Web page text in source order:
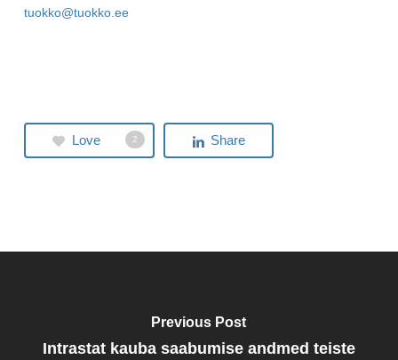
tuokko@tuokko.ee
Love 2 Share
Previous Post
Intrastat kauba saabumise andmed teiste